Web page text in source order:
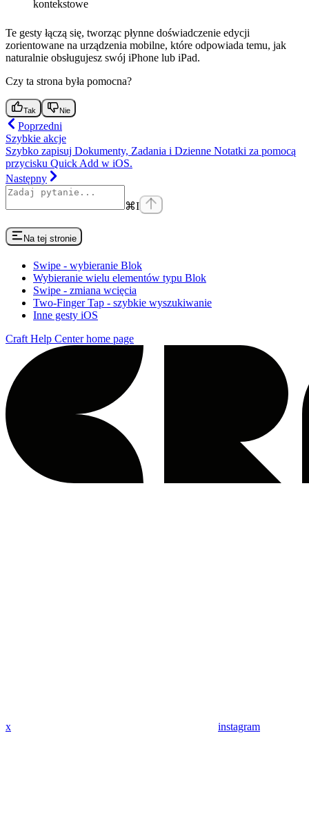
kontekstowe
Te gesty łączą się, tworząc płynne doświadczenie edycji
zorientowane na urządzenia mobilne, które odpowiada temu, jak
naturalnie obsługujesz swój iPhone lub iPad.
Czy ta strona była pomocna?
Tak Nie
Poprzedni
Szybkie akcje
Szybko zapisuj Dokumenty, Zadania i Dzienne Notatki za pomocą
przycisku Quick Add w iOS.
Następny
⌘I
Na tej stronie
Swipe - wybieranie Blok
Wybieranie wielu elementów typu Blok
Swipe - zmiana wcięcia
Two-Finger Tap - szybkie wyszukiwanie
Inne gesty iOS
Craft Help Centerhome page
x instagram